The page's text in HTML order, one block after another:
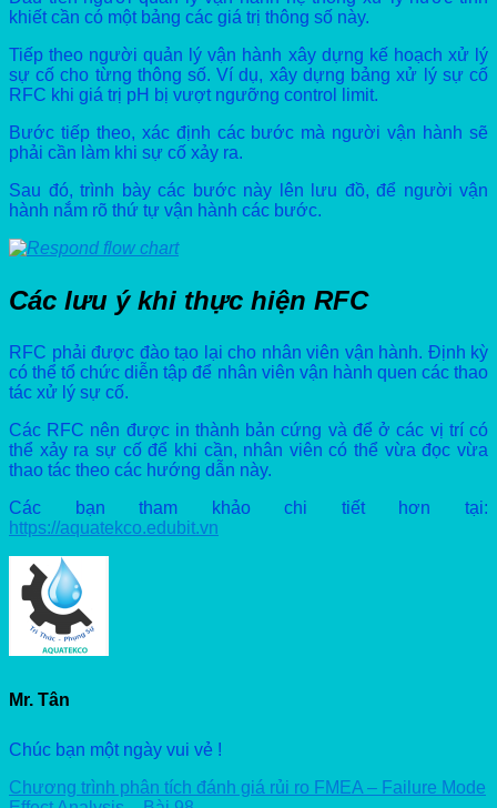
khiết cần có một bảng các giá trị thông số này.
Tiếp theo người quản lý vận hành xây dựng kế hoạch xử lý
sự cố cho từng thông số. Ví dụ, xây dựng bảng xử lý sự cố
RFC khi giá trị pH bị vượt ngưỡng control limit.
Bước tiếp theo, xác định các bước mà người vận hành sẽ
phải cần làm khi sự cố xảy ra.
Sau đó, trình bày các bước này lên lưu đồ, để người vận
hành nắm rõ thứ tự vận hành các bước.
Các lưu ý khi thực hiện RFC
RFC phải được đào tạo lại cho nhân viên vận hành. Định kỳ
có thể tổ chức diễn tập để nhân viên vận hành quen các thao
tác xử lý sự cố.
Các RFC nên được in thành bản cứng và để ở các vị trí có
thể xảy ra sự cố để khi cần, nhân viên có thể vừa đọc vừa
thao tác theo các hướng dẫn này.
Các bạn tham khảo chi tiết hơn tại:
https://aquatekco.edubit.vn
Mr. Tân
Chúc bạn một ngày vui vẻ !
Chương trình phân tích đánh giá rủi ro FMEA – Failure Mode